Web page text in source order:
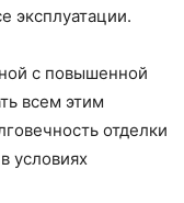
эксплуатации.
с повышенной
всем этим
отделки
условиях